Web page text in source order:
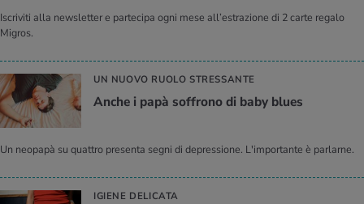
Iscriviti alla newsletter e partecipa ogni mese all’estrazione di 2 carte regalo
Migros.
UN NUOVO RUOLO STRESSANTE
Anche i papà soffrono di baby blues
Un neopapà su quattro presenta segni di depressione. L'importante è parlarne.
IGIENE DELICATA